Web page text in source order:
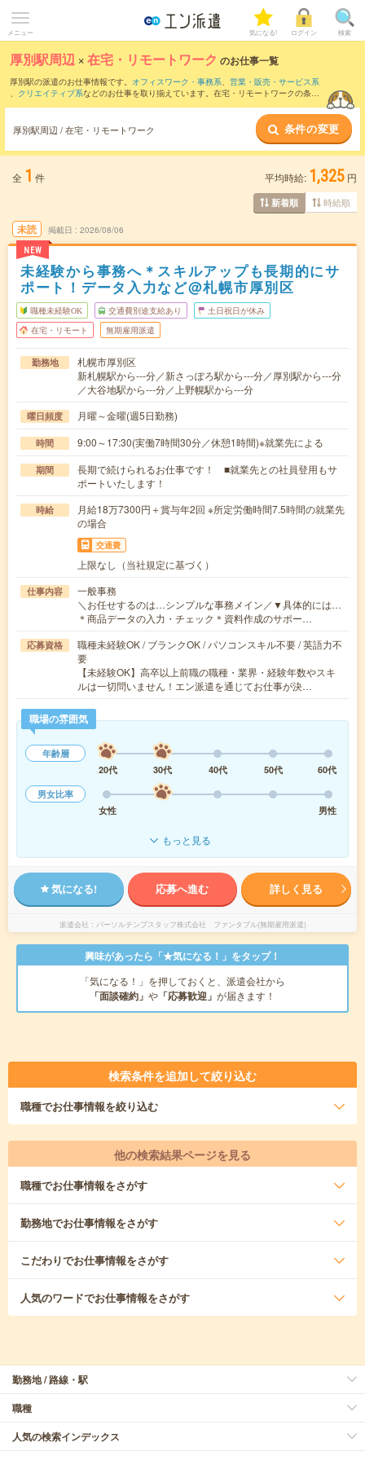
メニュー 気になる! ログイン 検索
厚別駅周辺 ×在宅・リモートワーク のお仕事一覧
厚別駅の派遣のお仕事情報です。 オフィスワーク・事務系、 営業・販売・サービス系
、 クリエイティブ系などのお仕事を取り揃えています。在宅・リモートワークの条件
厚別駅周辺 / 在宅・リモートワーク 条件の変更
全 1 件 平均時給: 1,325 円
新着順 時給順
未読
NEW
掲載日 2026/08/06
未経験から事務へ＊スキルアップも長期的にサ
ポート！データ入力など@札幌市厚別区
職種未経験OK 交通費別途支給あり 土日祝日が休み
在宅・リモート 無期雇用派遣
勤務地
札幌市厚別区
新札幌駅から---分／新さっぽろ駅から---分／厚別駅から---分
／大谷地駅から---分／上野幌駅から---分
曜日頻度 月曜～金曜(週5日勤務)
時間 9:00～17:30(実働7時間30分／休憩1時間)※就業先による
期間
長期で続けられるお仕事です！ ■就業先との社員登用もサ
ポートいたします！
時給
月給18万7300円＋賞与年2回 ※所定労働時間7.5時間の就業先
の場合
交通費
上限なし（当社規定に基づく）
仕事内容
一般事務
＼お任せするのは…シンプルな事務メイン／▼具体的には…
＊商品データの入力・チェック＊資料作成のサポー…
応募資格
職種未経験OK / ブランクOK / パソコンスキル不要 / 英語力不
要
【未経験OK】高卒以上前職の職種・業界・経験年数やスキ
ルは一切問いません！エン派遣を通じてお仕事が決…
職場の雰囲気
年齢層
20代
30代 40代 50代
60代
男女比率
女性
男性
もっと見る
気になる! 応募へ進む 詳しく見る
派遣会社 パーソルテンプスタッフ株式会社 ファンタブル(無期雇用派遣)
興味があったら「★気になる！」をタップ！
「気になる！」を押しておくと、派遣会社から
「面談確約」 や 「応募歓迎」 が届きます！
検索条件を追加して絞り込む
職種でお仕事情報を絞り込む
他の検索結果ページを見る
職種でお仕事情報をさがす
勤務地でお仕事情報をさがす
こだわりでお仕事情報をさがす
人気のワードでお仕事情報をさがす
勤務地 / 路線・駅
職種
人気の検索インデックス